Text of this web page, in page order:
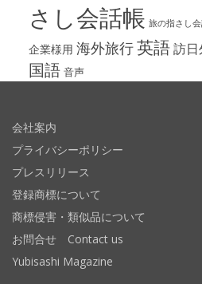
さし会話帳 旅の指さし
企業様用 海外旅行英語訪日
国語 音声
会社案内
プライバシーポリシー
プレスリリース
登録商標について
商標侵害・類似品について
お問合せ Contact us
Yubisashi Magazine